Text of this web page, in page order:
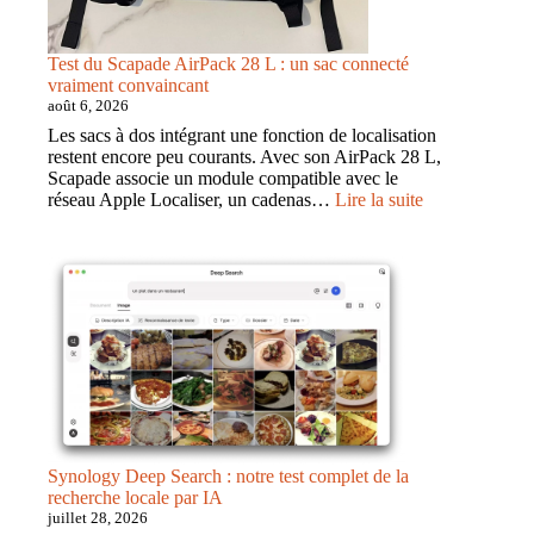
Test du Scapade AirPack 28 L : un sac connecté
vraiment convaincant
août 6, 2026
Les sacs à dos intégrant une fonction de localisation
restent encore peu courants. Avec son AirPack 28 L,
Scapade associe un module compatible avec le
réseau Apple Localiser, un cadenas… Lire la suite:
Synology Deep Search : notre test complet de la
recherche locale par IA
juillet 28, 2026